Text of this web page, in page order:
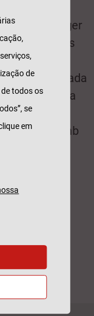
bateria e
Roger
dos temas
voz às
foi convidada
a
como
,The Lamb
temas
Portugal.
de
todos os
se
em